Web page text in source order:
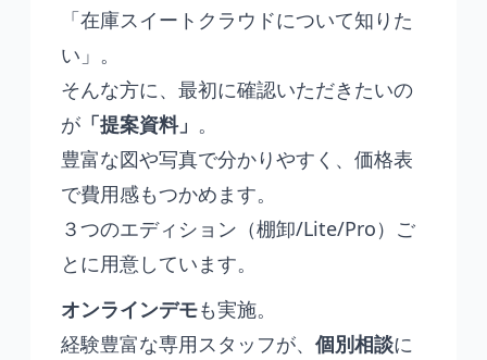
「在庫スイートクラウドについて知りた
い」。
そんな方に、最初に確認いただきたいの
が 「提案資料」 。
豊富な図や写真で分かりやすく、価格表
で費用感もつかめます。
３つのエディション（棚卸/Lite/Pro）ご
とに用意しています。
オンラインデモも実施。
経験豊富な専用スタッフが、 個別相談に